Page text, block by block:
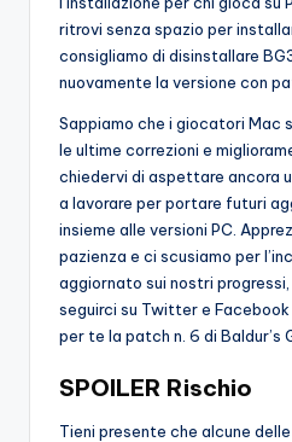
ritrovi senza spazio per
consigliamo di disinstallare
nuovamente la versione con
Sappiamo che i giocatori Mac
le ultime correzioni e
chiedervi di aspettare ancora
a lavorare per portare futuri
insieme alle versioni PC.
pazienza e ci scusiamo per
aggiornato sui nostri
seguirci su Twitter e
per te la patch n. 6 di Baldur’s
SPOILER Rischio
Tieni presente che alcune